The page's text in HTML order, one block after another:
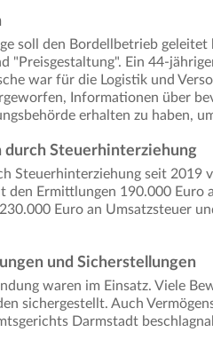
soll den Bordellbetrieb geleitet
"Preisgestaltung". Ein 44-
war für die Logistik und
Informationen über
erhalten zu haben,
durch Steuerhinterziehung
Steuerhinterziehung seit 2019
den Ermittlungen 190.000 Euro
Euro an Umsatzsteuer
und Sicherstellungen
waren im Einsatz. Viele
sichergestellt. Auch
Darmstadt